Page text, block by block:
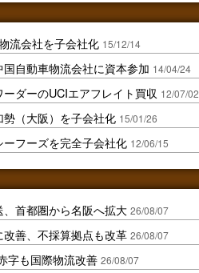
流会社を子会社化 15/12/14
自動車物流会社に資本参加 14/04/24
ダーのUCIエアフレイト買収 12/07/02
勢（大阪）を子会社化 15/01/26
フーズを完全子会社化 12/06/15
首都圏から名阪へ拡大 26/08/07
善、不採算拠点も改革 26/08/07
字も国際物流改善 26/08/07